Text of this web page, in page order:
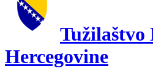
Tužilaštvo
Hercegovine